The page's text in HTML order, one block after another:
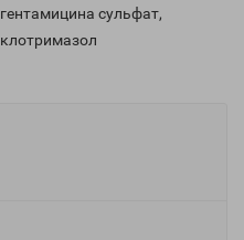
гентамицина сульфат,
клотримазол